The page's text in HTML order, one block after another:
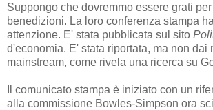
Suppongo che dovremmo essere grati
benedizioni. La loro conferenza stampa
attenzione. E' stata pubblicata sul sito
d'economia. E' stata riportata, ma non dai
mainstream, come rivela una ricerca su
Il comunicato stampa è iniziato con un
alla commissione Bowles-Simpson ora